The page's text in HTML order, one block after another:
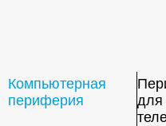
Компьютерная
периферия
для